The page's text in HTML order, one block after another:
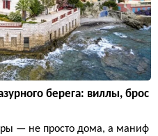
берега: виллы, брос
— не просто дома, а маниф